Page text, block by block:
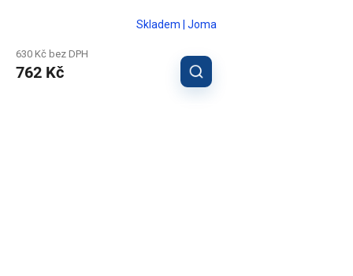
Skladem | Joma
630 Kč bez DPH
762 Kč